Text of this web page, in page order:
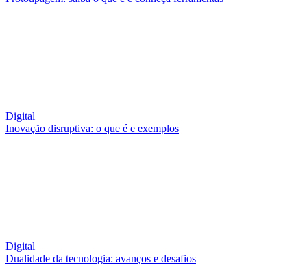
Digital
Inovação disruptiva: o que é e exemplos
Digital
Dualidade da tecnologia: avanços e desafios